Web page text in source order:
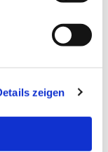
zeigen
anderen
von